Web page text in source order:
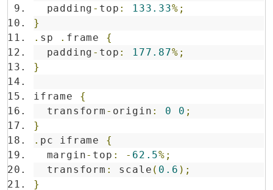
  padding
- top : 133.33%;
}
. sp . frame {
  padding
- top : 177.87%;
}
iframe {
  transform
- origin : 0 0 ;
}
. pc iframe {
  margin
- top : - 62.5%;
  transform
: scale ( 0.6 );
}